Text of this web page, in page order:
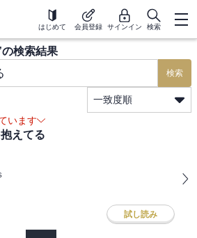
はじめて 会員登録 サインイン 検索
の検索結果
検索
一致度順
います
えてる
試し読み